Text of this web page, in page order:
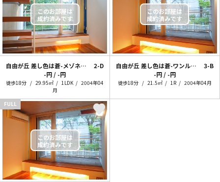
自由が丘 差し色は蒼-メゾネット編-
2-D
-円 / -円
徒歩18分 29.95㎡ 1LDK
2004年04
月
自由が丘 差し色は蒼-ワンルーム編-
3-B
-円 / -円
徒歩18分 21.5㎡ 1R 2004年04月
FULL